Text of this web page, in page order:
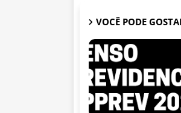
VOCÊ PODE